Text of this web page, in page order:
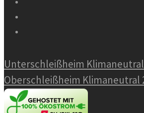
Unterschleißheim Klimaneutral
Oberschleißheim Klimaneutral